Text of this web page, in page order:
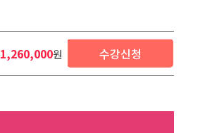
1,260,000원 수강신청